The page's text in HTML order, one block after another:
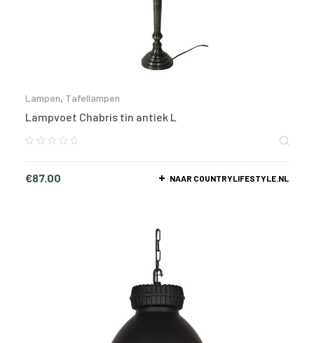
Lampen, Tafellampen
Lampvoet Chabris tin antiek L
€87.00 NAAR COUNTRYLIFESTYLE.NL